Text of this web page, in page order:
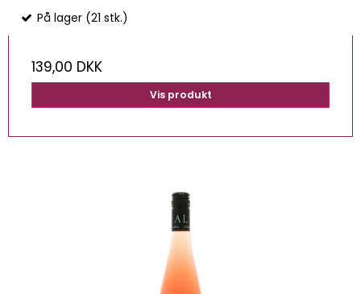
På lager (21 stk.)
139,00 DKK
Vis produkt